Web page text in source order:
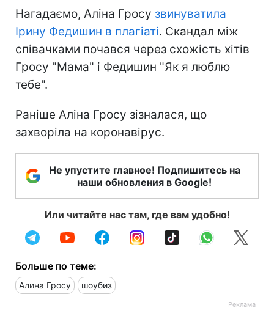
Нагадаємо, Аліна Гросу звинуватила
Ірину Федишин в плагіаті. Скандал між
співачками почався через схожість хітів
Гросу "Мама" і Федишин "Як я люблю
тебе".
Раніше Аліна Гросу зізналася, що
захворіла на коронавірус.
Не упустите главное! Подпишитесь на
наши обновления в Google!
Или читайте нас там, где вам удобно!
Больше по теме:
Алина Гросу шоубиз